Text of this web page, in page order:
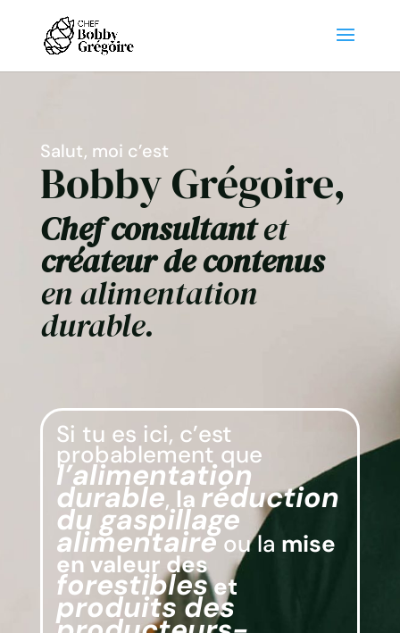
Salut, moi c’est
Bobby Grégoire,
Chef consultantet
créateur de contenus
en alimentation
durable.
Si tu es ici, c’est
probablement que
l’alimentation
durable, la réduction
du gaspillage
alimentaireou la mise
en valeur des
forestibleset
produits des